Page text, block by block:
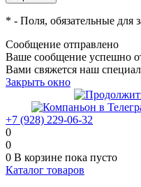
* - Поля, обязательные для
Сообщение отправлено
Ваше сообщение успешно
Вами свяжется наш
Закрыть окно
+7 (928) 229-06-32
0
0
0 В корзине пока пусто
Каталог товаров